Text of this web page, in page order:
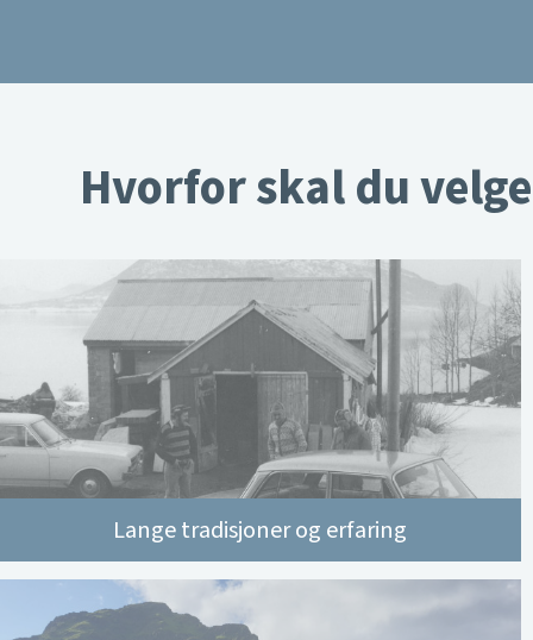
Hvorfor skal du
Lange tradisjoner og erfaring